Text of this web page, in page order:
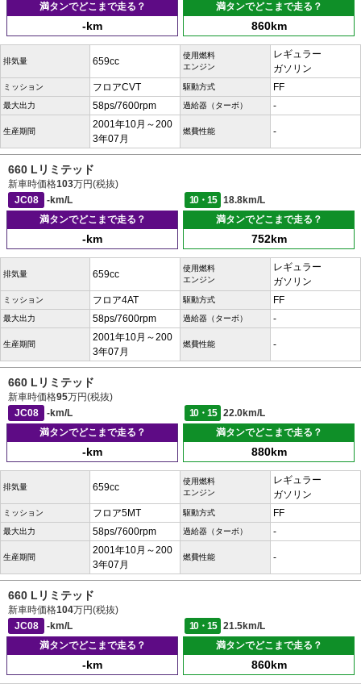
満タンでどこまで走る？
-km
満タンでどこまで走る？
860km
排気量 659cc
使用燃料
エンジン
レギュラー
ガソリン
ミッション フロアCVT 駆動方式 FF
最大出力 58ps/7600rpm 過給器（ターボ） -
生産期間
2001年10月～200
3年07月
燃費性能 -
660 Lリミテッド
新車時価格103万円(税抜)
JC08
-km/L 10・15
18.8km/L
満タンでどこまで走る？
-km
満タンでどこまで走る？
752km
排気量 659cc
使用燃料
エンジン
レギュラー
ガソリン
ミッション フロア4AT 駆動方式 FF
最大出力 58ps/7600rpm 過給器（ターボ） -
生産期間
2001年10月～200
3年07月
燃費性能 -
660 Lリミテッド
新車時価格95万円(税抜)
JC08
-km/L 10・15
22.0km/L
満タンでどこまで走る？
-km
満タンでどこまで走る？
880km
排気量 659cc
使用燃料
エンジン
レギュラー
ガソリン
ミッション フロア5MT 駆動方式 FF
最大出力 58ps/7600rpm 過給器（ターボ） -
生産期間
2001年10月～200
3年07月
燃費性能 -
660 Lリミテッド
新車時価格104万円(税抜)
JC08
-km/L 10・15
21.5km/L
満タンでどこまで走る？
-km
満タンでどこまで走る？
860km